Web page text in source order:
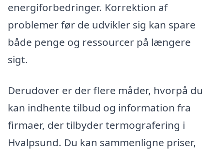
energiforbedringer. Korrektion af
problemer før de udvikler sig kan spare
både penge og ressourcer på længere
sigt.
Derudover er der flere måder, hvorpå du
kan indhente tilbud og information fra
firmaer, der tilbyder termografering i
Hvalpsund. Du kan sammenligne priser,